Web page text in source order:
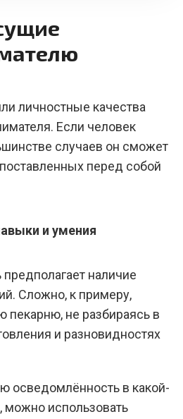
личностные качества
Если человек
случаев он сможет
перед собой
и умения
наличие
Сложно, к примеру,
пекарню, не разбираясь в
и разновидностях
осведомлённость в какой-
использовать